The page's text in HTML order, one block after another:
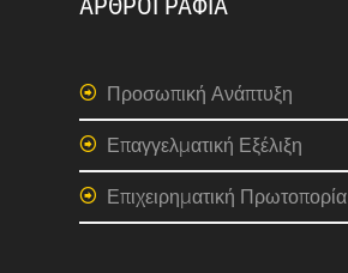
ΑΡΘΡΟΓΡΑΦΙΑ
Προσωπική Ανάπτυξη
Επαγγελματική Εξέλιξη
Επιχειρηματική Πρωτοπορία